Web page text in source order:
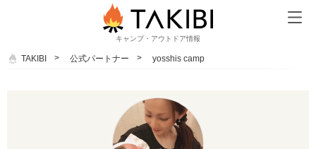
キャンプ・アウトドア情報
TAKIBI 公式パートナー yosshis camp